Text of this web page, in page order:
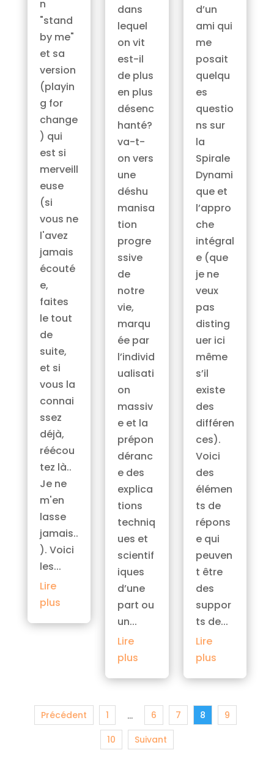
n
"stand
by me"
et sa
version
(playin
g for
change
) qui
est si
merveill
euse
(si
vous ne
l'avez
jamais
écouté
e,
faites
le tout
de
suite,
et si
vous la
connai
ssez
déjà,
réécou
tez là..
Je ne
m'en
lasse
jamais..
). Voici
les...
Lire
plus
dans
lequel
on vit
est-il
de plus
en plus
désenc
hanté?
va-t-
on vers
une
déshu
manisa
tion
progre
ssive
de
notre
vie,
marqu
ée par
l’individ
ualisati
on
massiv
e et la
prépon
déranc
e des
explica
tions
techniq
ues et
scientif
iques
d’une
part ou
un...
Lire
plus
d’un
ami qui
me
posait
quelqu
es
questio
ns sur
la
Spirale
Dynami
que et
l’appro
che
intégral
e (que
je ne
veux
pas
disting
uer ici
même
s’il
existe
des
différen
ces).
Voici
des
élémen
ts de
répons
e qui
peuven
t être
des
suppor
ts de...
Lire
plus
Précédent 1 … 6 7 8
9
10
Suivant